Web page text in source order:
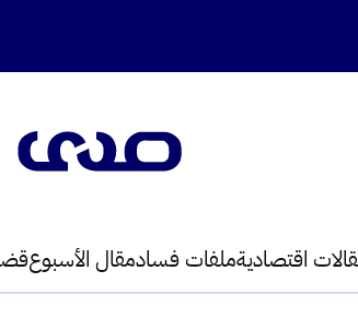
اقتصاديةملفات فسادمقال الأسبوع